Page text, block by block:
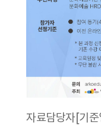
자료담당자[기